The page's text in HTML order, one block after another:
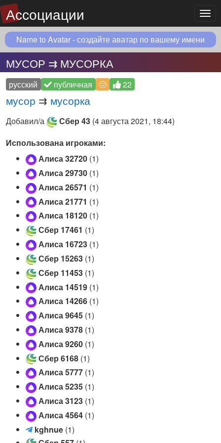
Ассоциации
Name to Avatar - создайте аватар по вашему имени
МУСОР ⇉ МУСОРКА
русский публичная 🤢 22
мусор ⇉ мусорка
Добавил/а Сбер 43 (4 августа 2021, 18:44)
Использована игроками:
Алиса 32720 (1)
Алиса 29730 (1)
Алиса 26571 (1)
Алиса 21771 (1)
Алиса 18120 (1)
Сбер 17461 (1)
Алиса 16723 (1)
Сбер 15263 (1)
Сбер 11453 (1)
Алиса 14519 (1)
Алиса 14266 (1)
Алиса 9645 (1)
Алиса 9378 (1)
Алиса 9260 (1)
Сбер 6168 (1)
Алиса 5777 (1)
Алиса 5235 (1)
Алиса 3123 (1)
Алиса 4564 (1)
k
g
kghnue (1)